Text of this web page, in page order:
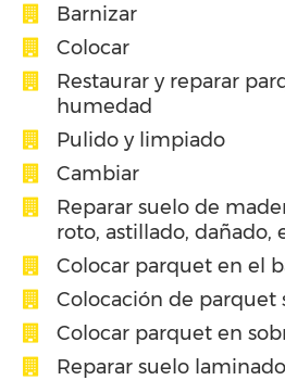
Barnizar
Colocar
Restaurar y reparar
humedad
Pulido y limpiado
Cambiar
Reparar suelo de
roto, astillado, dañado,
Colocar parquet en el
Colocación de parquet
Colocar parquet en
Reparar suelo